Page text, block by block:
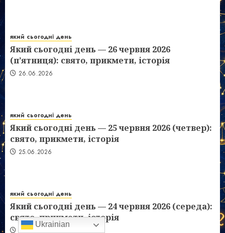
який сьогодні день
Який сьогодні день — 26 червня 2026
(п’ятниця): свято, прикмети, історія
26.06.2026
який сьогодні день
Який сьогодні день — 25 червня 2026 (четвер):
свято, прикмети, історія
25.06.2026
який сьогодні день
Який сьогодні день — 24 червня 2026 (середа):
свято, прикмети, історія
24.06.2026
Ukrainian